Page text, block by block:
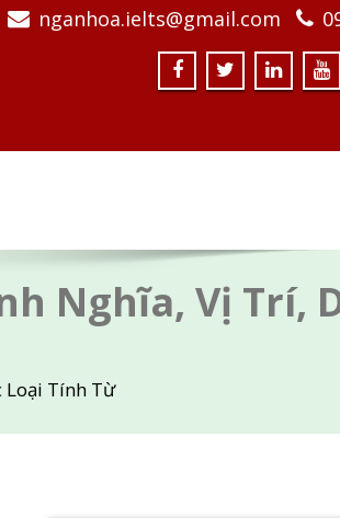
nganhoa.ielts@gmail.com
Nghĩa, Vị Trí,
Loại Tính Từ